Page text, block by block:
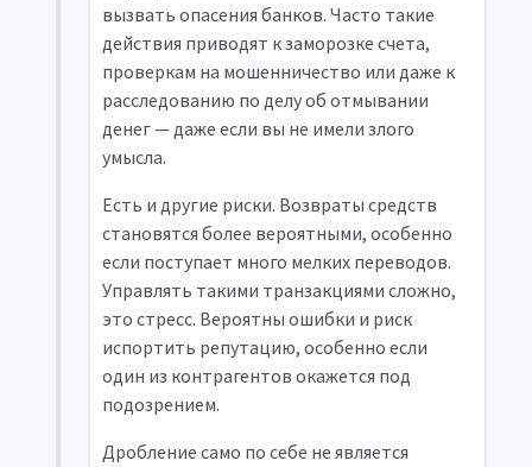
вызвать опасения банков. Часто такие
действия приводят к заморозке счета,
проверкам на мошенничество или даже к
расследованию по делу об отмывании
денег — даже если вы не имели злого
умысла.
Есть и другие риски. Возвраты средств
становятся более вероятными, особенно
если поступает много мелких переводов.
Управлять такими транзакциями сложно,
это стресс. Вероятны ошибки и риск
испортить репутацию, особенно если
один из контрагентов окажется под
подозрением.
Дробление само по себе не является